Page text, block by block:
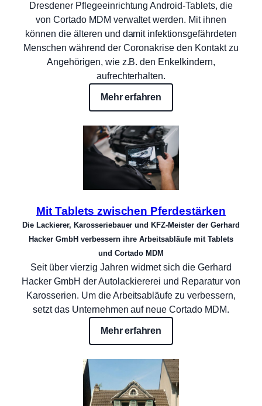
Dresdener Pflegeeinrichtung Android-Tablets, die
von Cortado MDM verwaltet werden. Mit ihnen
können die älteren und damit infektionsgefährdeten
Menschen während der Coronakrise den Kontakt zu
Angehörigen, wie z.B. den Enkelkindern,
aufrechterhalten.
Mehr erfahren
Mit Tablets zwischen Pferdestärken
Die Lackierer, Karosseriebauer und KFZ-Meister der Gerhard
Hacker GmbH verbessern ihre Arbeitsabläufe mit Tablets
und Cortado MDM
Seit über vierzig Jahren widmet sich die Gerhard
Hacker GmbH der Autolackiererei und Reparatur von
Karosserien. Um die Arbeitsabläufe zu verbessern,
setzt das Unternehmen auf neue Cortado MDM.
Mehr erfahren